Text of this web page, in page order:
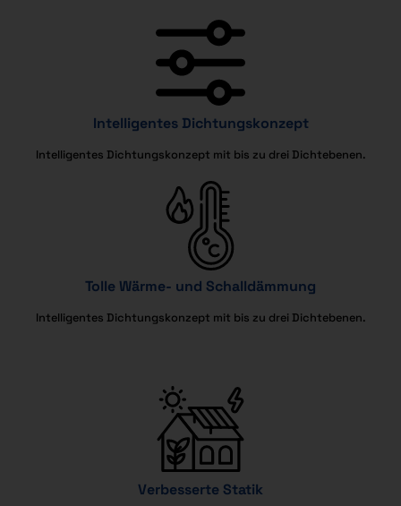
Intelligentes Dichtungskonzept
Intelligentes Dichtungskonzept mit bis zu drei Dichtebenen.
Tolle Wärme- und Schalldämmung
Intelligentes Dichtungskonzept mit bis zu drei Dichtebenen.
Verbesserte Statik